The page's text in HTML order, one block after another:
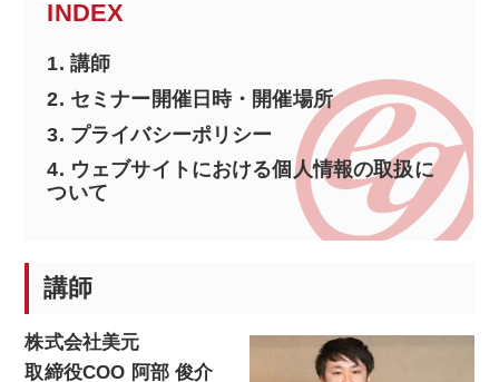
INDEX
1. 講師
2. セミナー開催日時・開催場所
3. プライバシーポリシー
4. ウェブサイトにおける個人情報の取扱に
ついて
講師
株式会社美元
取締役COO 阿部 俊介